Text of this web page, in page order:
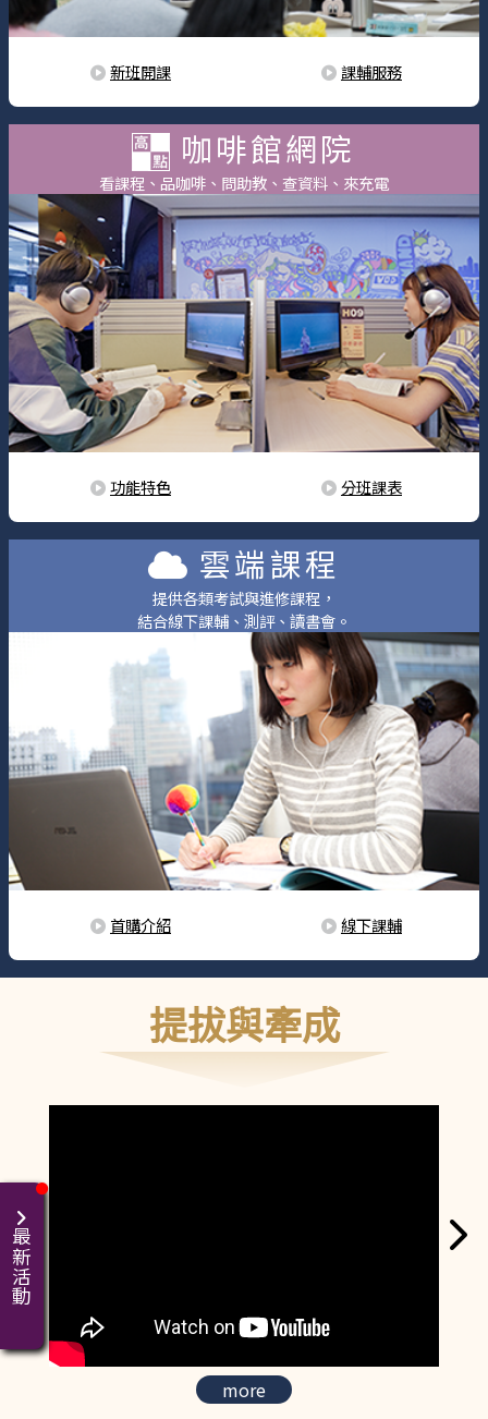
新班開課 課輔服務
咖啡館網院
看課程、品咖啡、問助教、查資料、來充電
功能特色 分班課表
雲端課程
提供各類考試與進修課程，
結合線下課輔、測評、讀書會。
首購介紹 線下課輔
提拔與牽成
more
最新活動